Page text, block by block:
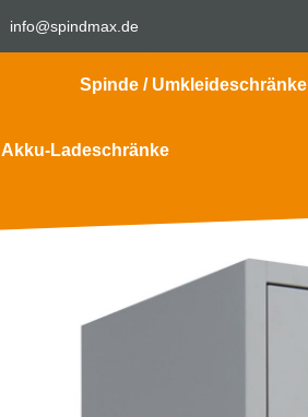
info@spindmax.de
Spinde / Umkleideschränke
Akku-Ladeschränke